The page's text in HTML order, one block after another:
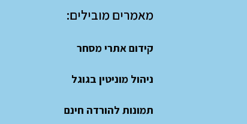
מאמרים מובילים:
קידום אתרי מסחר
ניהול מוניטין בגוגל
תמונות להורדה חינם